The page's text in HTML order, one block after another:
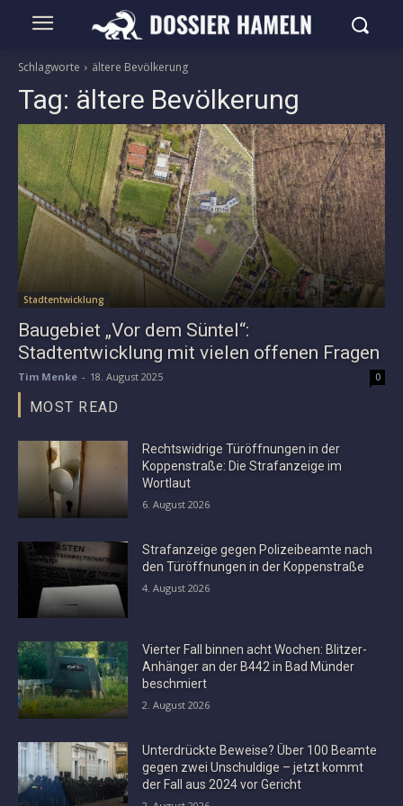
Schlagworte ältere Bevölkerung
Tag: ältere Bevölkerung
Stadtentwicklung
Baugebiet „Vor dem Süntel“:
Stadtentwicklung mit vielen offenen Fragen
Tim Menke - 18. August 2025 0
MOST READ
Rechtswidrige Türöffnungen in der
Koppenstraße: Die Strafanzeige im
Wortlaut
6. August 2026
Strafanzeige gegen Polizeibeamte nach
den Türöffnungen in der Koppenstraße
4. August 2026
Vierter Fall binnen acht Wochen: Blitzer-
Anhänger an der B442 in Bad Münder
beschmiert
2. August 2026
Unterdrückte Beweise? Über 100 Beamte
gegen zwei Unschuldige – jetzt kommt
der Fall aus 2024 vor Gericht